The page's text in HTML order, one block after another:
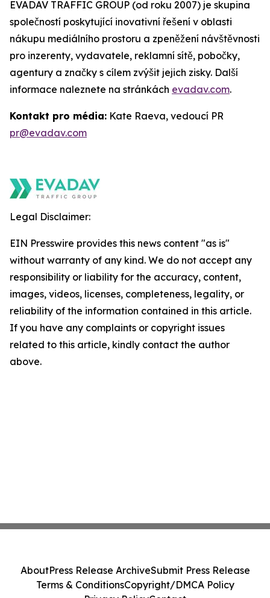
EVADAV TRAFFIC GROUP (od roku 2007) je skupina
společností poskytující inovativní řešení v oblasti
nákupu mediálního prostoru a zpeněžení návštěvnosti
pro inzerenty, vydavatele, reklamní sítě, pobočky,
agentury a značky s cílem zvýšit jejich zisky. Další
informace naleznete na stránkách evadav.com.
Kontakt pro média: Kate Raeva, vedoucí PR
pr@evadav.com
Legal Disclaimer:
EIN Presswire provides this news content "as is"
without warranty of any kind. We do not accept any
responsibility or liability for the accuracy, content,
images, videos, licenses, completeness, legality, or
reliability of the information contained in this article.
If you have any complaints or copyright issues
related to this article, kindly contact the author
above.
AboutPress Release ArchiveSubmit Press Release
Terms & ConditionsCopyright/DMCA Policy